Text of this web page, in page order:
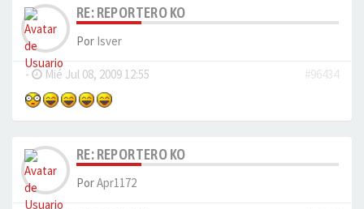
RE: REPORTERO KO
Por Isver
- Mié Jul 08, 2009 12:55 #96434
RE: REPORTERO KO
PorApr1172